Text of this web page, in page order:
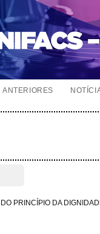
ANTERIORES
PRINCÍPIO DA